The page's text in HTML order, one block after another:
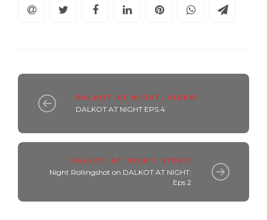
DALKOT AT NIGHT , VIDEO
DALKOT AT NIGHT EPS.4
DALKOT AT NIGHT , VIDEO
Night Rollingshot on DALKOT AT NIGHT:
Eps 2